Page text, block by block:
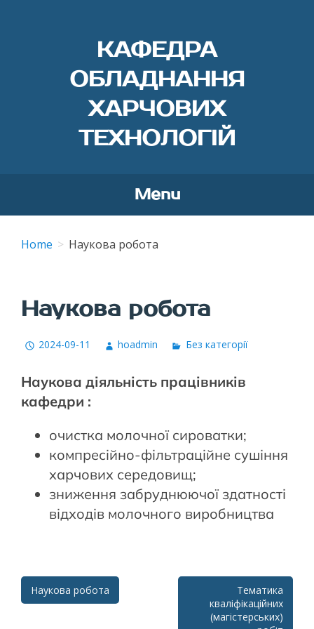
КАФЕДРА
ОБЛАДНАННЯ
ХАРЧОВИХ
ТЕХНОЛОГІЙ
Menu
content
Home Наукова робота
Наукова робота
2024-09-11 hoadmin Без категорії
Наукова діяльність працівників
кафедри :
очистка молочної сироватки;
компресійно-фільтраційне сушіння
харчових середовищ;
зниження забруднюючої здатності
відходів молочного виробництва
PostНаукова робота
Тематика
кваліфікаційних
(магістерських)